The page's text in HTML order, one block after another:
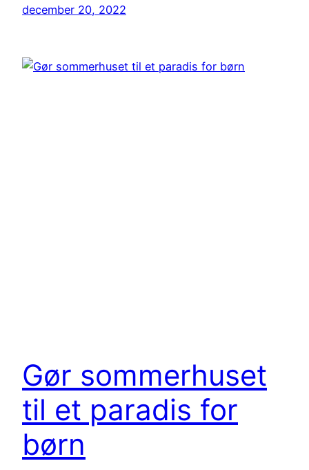
december 20, 2022
Gør sommerhuset
til et paradis for
børn